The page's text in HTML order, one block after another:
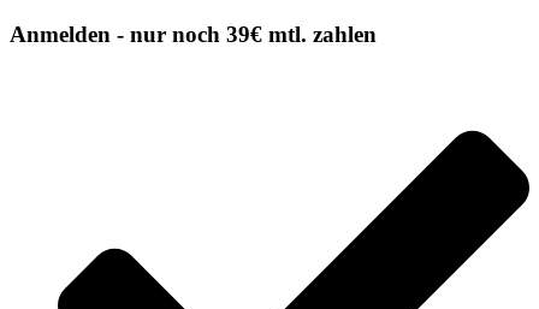
Anmelden - nur noch 39€ mtl. zahlen